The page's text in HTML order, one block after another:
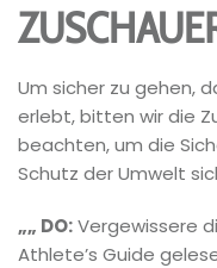
Um sicher zu gehen,
erlebt, bitten wir die
beachten, um die
Schutz der Umwelt
„„ DO:Vergewissere
Athlete’s Guide